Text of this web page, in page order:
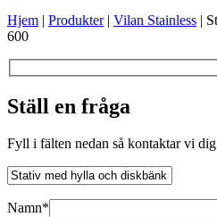
Hjem | Produkter| Vilan Stainless |
600
Ställ en fråga
Fyll i fälten nedan så kontaktar vi
Namn*